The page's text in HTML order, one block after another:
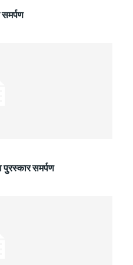
समर्पण
पुरस्कार समर्पण